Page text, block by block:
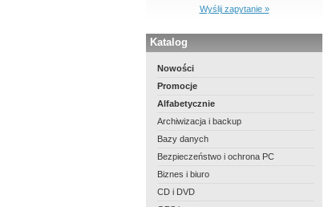
Wyślij zapytanie »
Katalog
Nowości
Promocje
Alfabetycznie
Archiwizacja i backup
Bazy danych
Bezpieczeństwo i ochrona PC
Biznes i biuro
CD i DVD